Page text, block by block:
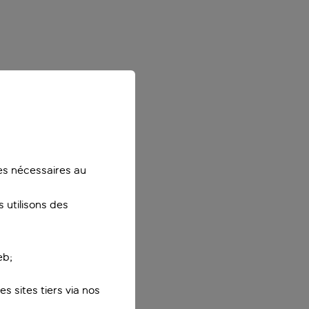
nécessaires au
utilisons des
sites tiers via nos